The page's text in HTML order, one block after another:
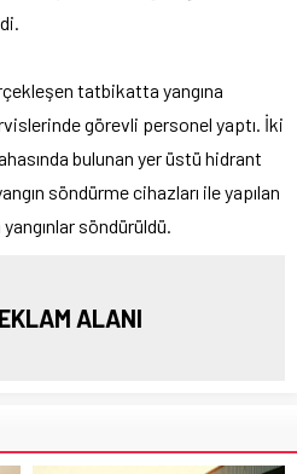
tatbikatta yangına
görevli personel yaptı. İki
bulunan yer üstü hidrant
söndürme cihazları ile yapılan
söndürüldü.
ALANI